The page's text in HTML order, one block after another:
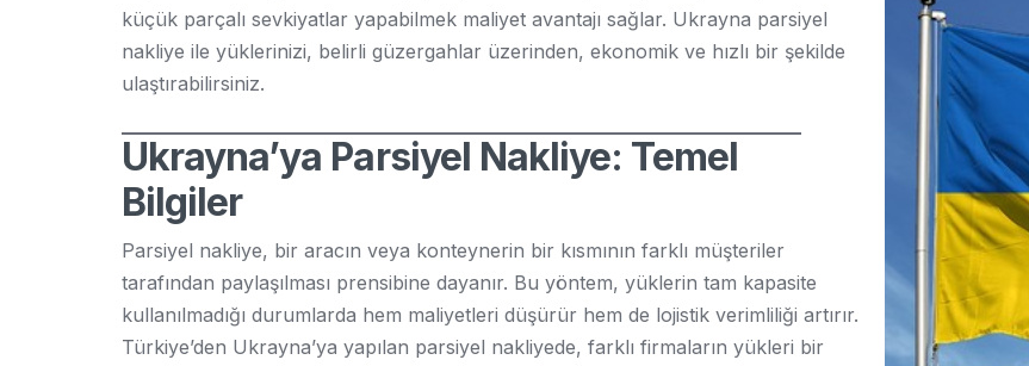
küçük parçalı sevkiyatlar yapabilmek maliyet avantajı sağlar. Ukrayna parsiyel
nakliye ile yüklerinizi, belirli güzergahlar üzerinden, ekonomik ve hızlı bir şekilde
ulaştırabilirsiniz.
Ukrayna’ya Parsiyel Nakliye: Temel
Bilgiler
Parsiyel nakliye, bir aracın veya konteynerin bir kısmının farklı müşteriler
tarafından paylaşılması prensibine dayanır. Bu yöntem, yüklerin tam kapasite
kullanılmadığı durumlarda hem maliyetleri düşürür hem de lojistik verimliliği artırır.
Türkiye’den Ukrayna’ya yapılan parsiyel nakliyede, farklı firmaların yükleri bir